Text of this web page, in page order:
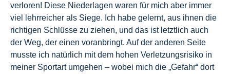
verloren! Diese Niederlagen waren für mich aber immer
viel lehrreicher als Siege. Ich habe gelernt, aus ihnen die
richtigen Schlüsse zu ziehen, und das ist letztlich auch
der Weg, der einen voranbringt. Auf der anderen Seite
musste ich natürlich mit dem hohen Verletzungsrisiko in
meiner Sportart umgehen – wobei mich die „Gefahr“ dort